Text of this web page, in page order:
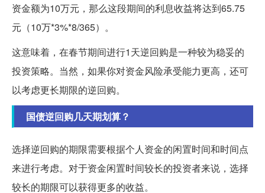
资金额为10万元，那么这段期间的利息收益将达到65.75
元（10万*3%*8/365）。
这意味着，在春节期间进行1天逆回购是一种较为稳妥的
投资策略。当然，如果你对资金风险承受能力更高，还可
以考虑更长期限的逆回购。
国债逆回购几天期划算？
选择逆回购的期限需要根据个人资金的闲置时间和时间点
来进行考虑。对于资金闲置时间较长的投资者来说，选择
较长的期限可以获得更多的收益。